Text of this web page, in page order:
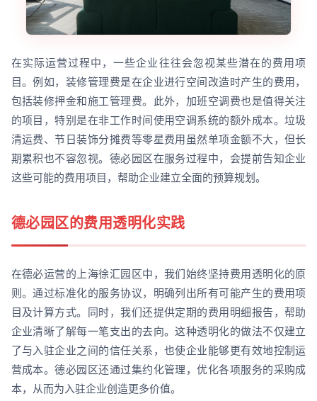
在实际运营过程中，一些企业往往会忽视某些潜在的费用项
目。例如，装修管理费是在企业进行空间改造时产生的费用，
包括装修押金和施工管理费。此外，加班空调费也是值得关注
的项目，特别是在非工作时间使用空调系统的额外成本。垃圾
清运费、节日装饰分摊费等零星费用虽然单项金额不大，但长
期累积也不容忽视。德必园区在服务过程中，会提前告知企业
这些可能的费用项目，帮助企业建立全面的预算规划。
德必园区的费用透明化实践
在德必运营的上海徐汇园区中，我们始终坚持费用透明化的原
则。通过标准化的服务协议，明确列出所有可能产生的费用项
目及计算方式。同时，我们还提供定期的费用明细报告，帮助
企业清晰了解每一笔支出的去向。这种透明化的做法不仅建立
了与入驻企业之间的信任关系，也使企业能够更有效地控制运
营成本。德必园区还通过集约化管理，优化各项服务的采购成
本，从而为入驻企业创造更多价值。